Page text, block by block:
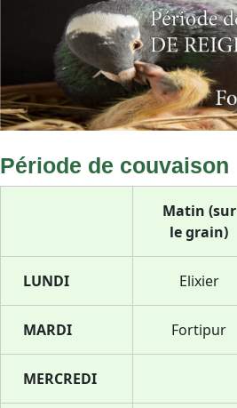
Période de couvaison
Matin (sur
le grain)
LUNDI Elixier
MARDI Fortipur
MERCREDI